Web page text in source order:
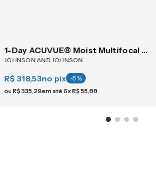
1-Day ACUVUE® Moist Multifocal 30
JOHNSON AND JOHNSON
R$ 318,53no pix -5%
ouR$335 29em até6xR$55 ,88